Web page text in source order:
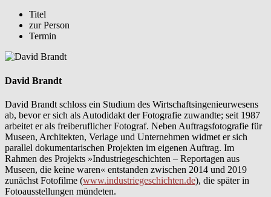
Titel
zur Person
Termin
David Brandt
David Brandt schloss ein Studium des Wirtschaftsingenieurwesens
ab, bevor er sich als Autodidakt der Fotografie zuwandte; seit 1987
arbeitet er als freiberuflicher Fotograf. Neben Auftragsfotografie für
Museen, Architekten, Verlage und Unternehmen widmet er sich
parallel dokumentarischen Projekten im eigenen Auftrag. Im
Rahmen des Projekts »Industriegeschichten – Reportagen aus
Museen, die keine waren« entstanden zwischen 2014 und 2019
zunächst Fotofilme (www.industriegeschichten.de), die später in
Fotoausstellungen mündeten.